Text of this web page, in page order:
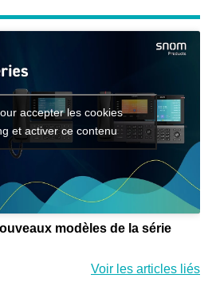
accepter les cookies
et activer ce contenu
modèles de la série
Voir les articles liés